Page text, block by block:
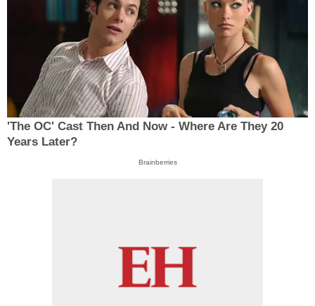
'The OC' Cast Then And Now - Where Are They 20
Years Later?
Brainberries